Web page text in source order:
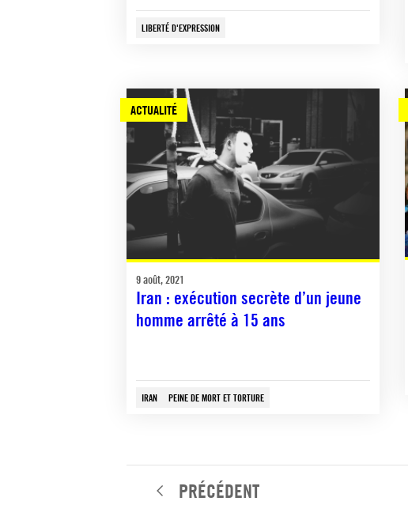
LIBERTÉ D'EXPRESSION
ACTUALITÉ
9 août, 2021
Iran : exécution secrète d’un jeune
homme arrêté à 15 ans
IRAN PEINE DE MORT ET TORTURE
PRÉCÉDENT